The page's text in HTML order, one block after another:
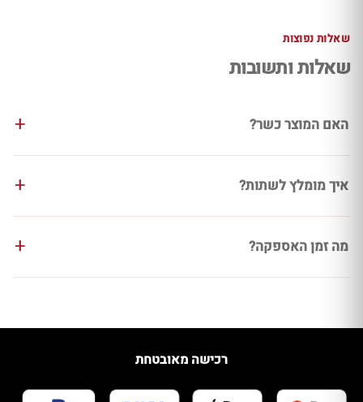
שאלות נפוצות
שאלות ותשובות
האם המוצר כשר?
איך מומלץ לשתות?
מה זמן האספקה?
רכישה מאובטחת